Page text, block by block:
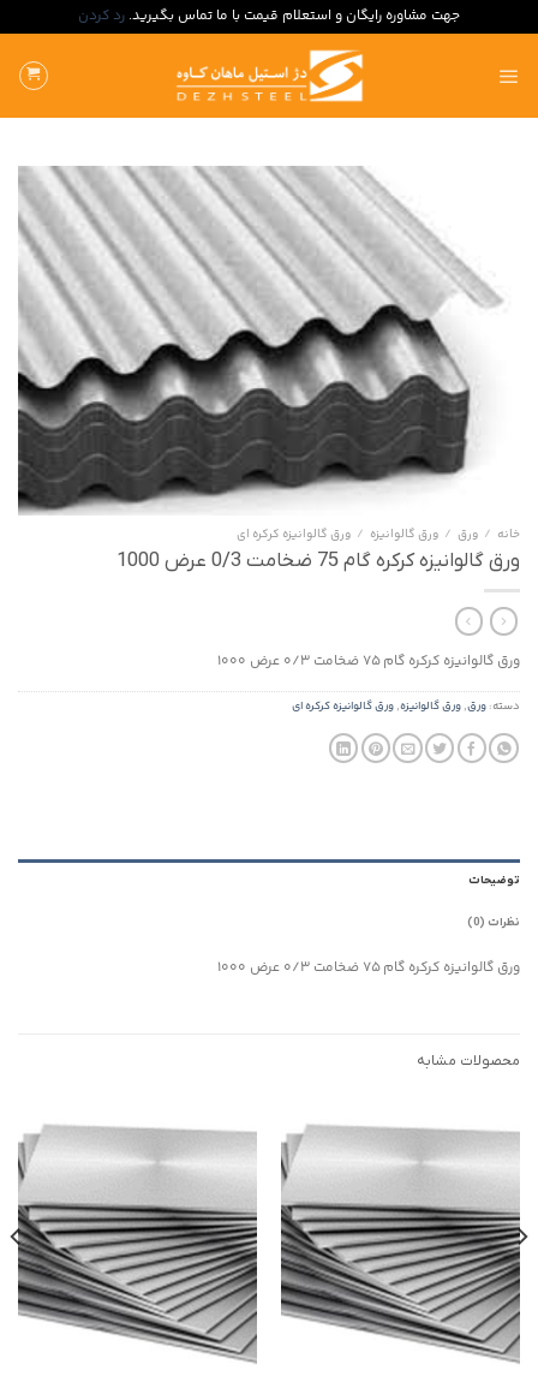
جهت مشاوره رایگان و استعلام قیمت با ما تماس بگیرید. رد کردن
محتوا
بروید
خانه / ورق / ورق گالوانیزه / ورق گالوانیزه کرکره ای
ورق گالوانیزه کرکره گام 75 ضخامت 0/3 عرض 1000
ورق گالوانیزه کرکره گام 75 ضخامت 0/3 عرض 1000
دسته: ورق, ورق گالوانیزه, ورق گالوانیزه کرکره ای
توضیحات
نظرات (0)
ورق گالوانیزه کرکره گام 75 ضخامت 0/3 عرض 1000
محصولات مشابه